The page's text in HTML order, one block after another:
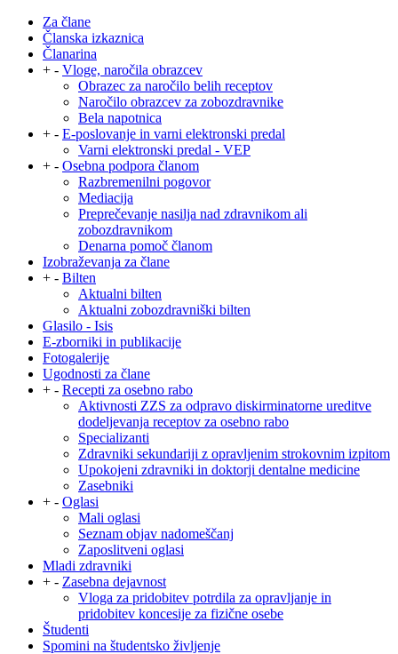
Za člane
Članska izkaznica
Članarina
+ - Vloge, naročila obrazcev
Obrazec za naročilo belih receptov
Naročilo obrazcev za zobozdravnike
Bela napotnica
+ - E-poslovanje in varni elektronski predal
Varni elektronski predal - VEP
+ - Osebna podpora članom
Razbremenilni pogovor
Mediacija
Preprečevanje nasilja nad zdravnikom ali
zobozdravnikom
Denarna pomoč članom
Izobraževanja za člane
+ - Bilten
Aktualni bilten
Aktualni zobozdravniški bilten
Glasilo - Isis
E-zborniki in publikacije
Fotogalerije
Ugodnosti za člane
+ - Recepti za osebno rabo
Aktivnosti ZZS za odpravo diskirminatorne ureditve
dodeljevanja receptov za osebno rabo
Specializanti
Zdravniki sekundariji z opravljenim strokovnim izpitom
Upokojeni zdravniki in doktorji dentalne medicine
Zasebniki
+ - Oglasi
Mali oglasi
Seznam objav nadomeščanj
Zaposlitveni oglasi
Mladi zdravniki
+ - Zasebna dejavnost
Vloga za pridobitev potrdila za opravljanje in
pridobitev koncesije za fizične osebe
Študenti
Spomini na študentsko življenje